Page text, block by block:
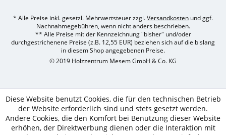
* Alle Preise inkl. gesetzl. Mehrwertsteuer zzgl.Versandkosten und ggf.
Nachnahmegebühren, wenn nicht anders beschrieben.
** Alle Preise mit der Kennzeichnung "bisher" und/oder
durchgestrichenene Preise (z.B. 12,55 EUR) beziehen sich auf die bislang
in diesem Shop angegebenen Preise.
© 2019 Holzzentrum Mesem GmbH & Co. KG
Diese Website benutzt Cookies, die für den technischen Betrieb
der Website erforderlich sind und stets gesetzt werden.
Andere Cookies, die den Komfort bei Benutzung dieser Website
erhöhen, der Direktwerbung dienen oder die Interaktion mit